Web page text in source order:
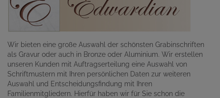
Wir bieten eine große Auswahl der schönsten Grabinschriften
als Gravur oder auch in Bronze oder Aluminium. Wir erstellen
unseren Kunden mit Auftragserteilung eine Auswahl von
Schriftmustern mit Ihren persönlichen Daten zur weiteren
Auswahl und Entscheidungsfindung mit Ihren
Familienmitgliedern. Hierfür haben wir für Sie schon die